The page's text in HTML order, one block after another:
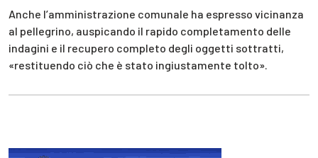
Anche l’amministrazione comunale ha espresso vicinanza
al pellegrino, auspicando il rapido completamento delle
indagini e il recupero completo degli oggetti sottratti,
«restituendo ciò che è stato ingiustamente tolto».